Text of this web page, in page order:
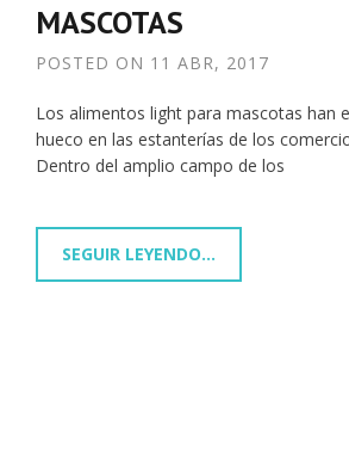
MASCOTAS
POSTED ON 11 ABR, 2017
Los alimentos light para mascotas han
hueco en las estanterías de los
Dentro del amplio campo de los
SEGUIR LEYENDO...